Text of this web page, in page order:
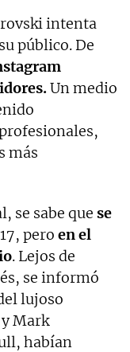
intenta
público. De
Un medio
más
se sabe que se
pero en el
. Lejos de
se informó
lujoso
Mark
habían